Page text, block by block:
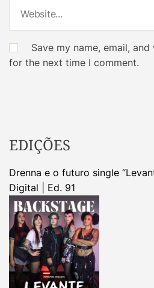
Save my name, email,
for the next time I comment.
EDIÇÕES
Drenna e o futuro single
Digital | Ed. 91